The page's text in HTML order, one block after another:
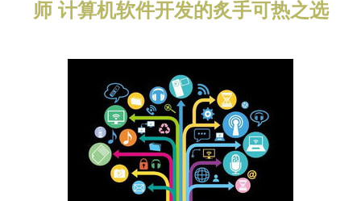
师 计算机软件开发的炙手可热之选